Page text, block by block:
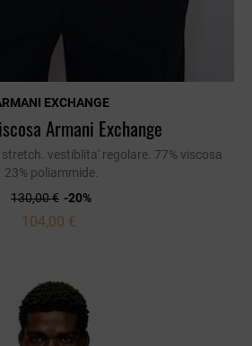
EXCHANGE
Armani Exchange
vestiblita' regolare. 77% viscosa
23% poliammide.
130,00 € -20%
104,00 €